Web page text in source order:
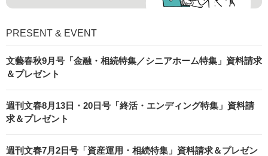
PRESENT & EVENT
文藝春秋9月号「金融・相続特集／シニアホーム特集」資料請求
＆プレゼント
週刊文春8月13日・20日号「終活・エンディング特集」資料請
求＆プレゼント
週刊文春7月2日号「資産運用・相続特集」資料請求＆プレゼン